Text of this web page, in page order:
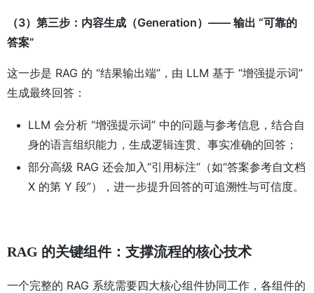
（3）第三步：内容生成（Generation）—— 输出 “可靠的
答案”
这一步是 RAG 的 “结果输出端”，由 LLM 基于 “增强提示词”
生成最终回答：
LLM 会分析 “增强提示词” 中的问题与参考信息，结合自
身的语言组织能力，生成逻辑连贯、事实准确的回答；
部分高级 RAG 还会加入“引用标注”（如“答案参考自文档
X 的第 Y 段”），进一步提升回答的可追溯性与可信度。
RAG 的关键组件：支撑流程的核心技术
一个完整的 RAG 系统需要四大核心组件协同工作，各组件的